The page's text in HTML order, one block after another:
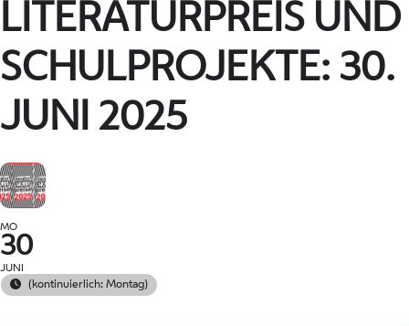
LITERATURPREIS UND
SCHULPROJEKTE: 30.
JUNI 2025
MO
30
JUNI
(kontinuierlich: Montag)